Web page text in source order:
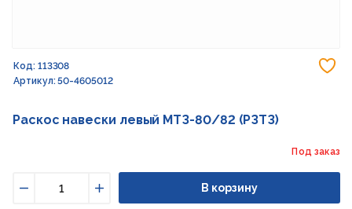
Код: 113308
Артикул: 50-4605012
Раскос навески левый МТЗ-80/82 (РЗТЗ)
Под заказ
Увеличить
В корзину